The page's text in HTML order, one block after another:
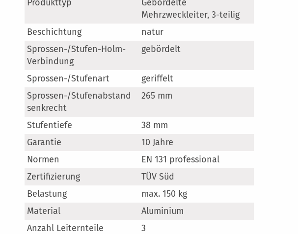
Produkttyp
Gebördelte
Mehrzweckleiter, 3-teilig
Beschichtung
natur
Sprossen-/Stufen-Holm-
Verbindung
gebördelt
Sprossen-/Stufenart
geriffelt
Sprossen-/Stufenabstand
senkrecht
265 mm
Stufentiefe
38 mm
Garantie
10 Jahre
Normen
EN 131 professional
Zertifizierung
TÜV Süd
Belastung
max. 150 kg
Material
Aluminium
Anzahl Leiternteile
3